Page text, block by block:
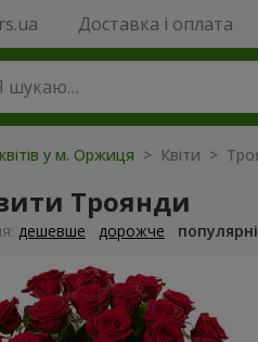
Доставка і оплата
у м. Оржиця > Квіти >
Троянди
дешевше дорожче популярні